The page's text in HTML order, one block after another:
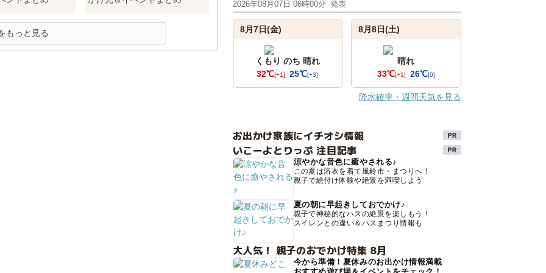
もっと見る
2026年08月07日 06時00分 発表
8月7日(金)
くもり のち 晴れ
32℃[+1] 25℃[+3]
8月8日(土)
晴れ
33℃[+1] 26℃[0]
降水確率・週間天気を見る
お出かけ家族にイチオシ情報
いこーよとりっぷ 注目記事
涼やかな音色に癒やされる♪
この夏は浴衣を着て風鈴市・まつりへ！
親子で絵付け体験や絶景を満喫しよう
夏の朝に早起きしておでかけ♪
親子で神秘的なハスの絶景を楽しもう！
スイレンとの違い＆ハスまつり情報も
大人気！ 親子のおでかけ特集 8月
今から準備！夏休みのお出かけ情報満載